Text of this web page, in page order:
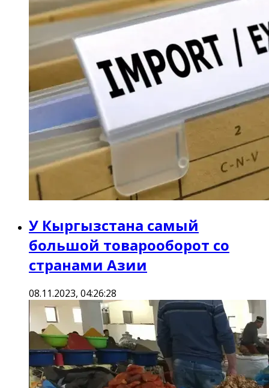
У Кыргызстана самый
большой товарооборот со
странами Азии
08.11.2023, 04:26:28